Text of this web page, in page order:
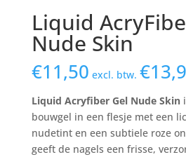
Liquid
Nude Skin
€11,50 excl. btw. €
Liquid Acryfiber Gel Nude Skin
bouwgel in een flesje met een
nudetint en een subtiele roze
geeft de nagels een frisse,